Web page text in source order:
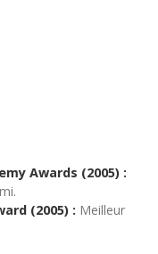
Awards (2005) :
(2005) : Meilleur